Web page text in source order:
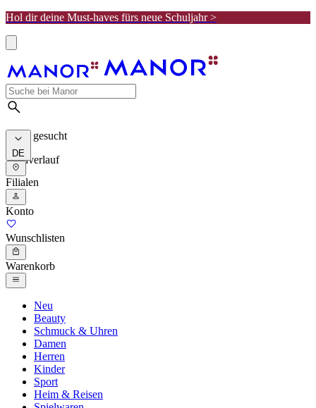
Hol dir deine Must-haves fürs neue Schuljahr >
Meist gesucht
Suchverlauf
DE
Filialen
Konto
Wunschlisten
Warenkorb
Neu
Beauty
Schmuck & Uhren
Damen
Herren
Kinder
Sport
Heim & Reisen